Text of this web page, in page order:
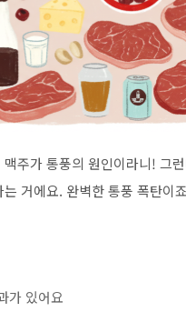
주가 통풍의 원인이라니! 그
거에요. 완벽한 통풍 폭탄이
가 있어요